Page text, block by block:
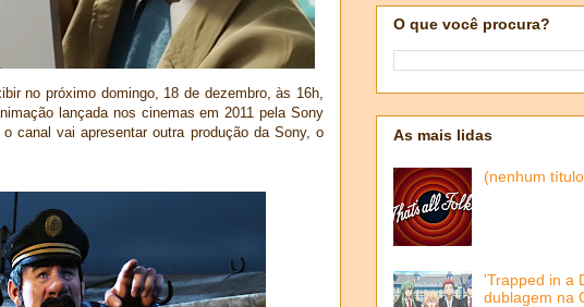
no próximo domingo, 18 de dezembro, às 16h,
lançada nos cinemas em 2011 pela Sony
canal vai apresentar outra produção da Sony, o
O que você procura?
As mais lidas
(nenhum
'Trapped in a
dublagem na